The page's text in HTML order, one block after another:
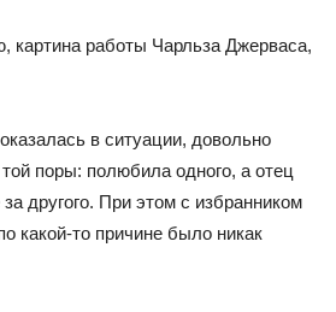
картина работы Чарльза Джерваса,
в ситуации, довольно
поры: полюбила одного, а отец
другого. При этом с избранником
какой-то причине было никак